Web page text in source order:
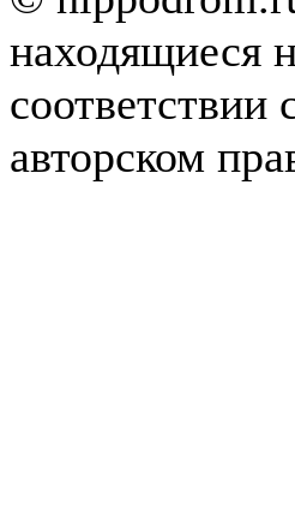
находящиеся
соответствии
авторском